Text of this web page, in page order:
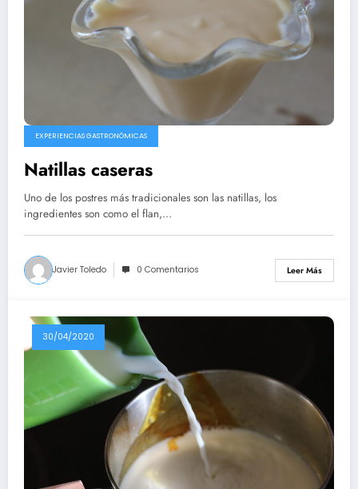
EXPERIENCIAS GASTRONÓMICAS
Natillas caseras
Uno de los postres más tradicionales son las natillas, los
ingredientes son como el flan,…
Javier Toledo 0 Comentarios Leer Más
30/04/2020